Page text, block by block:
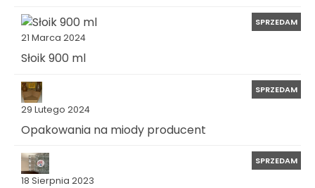
21 Marca 2024
SPRZEDAM
Słoik 900 ml
29 Lutego 2024
SPRZEDAM
Opakowania na miody producent
18 Sierpnia 2023
SPRZEDAM